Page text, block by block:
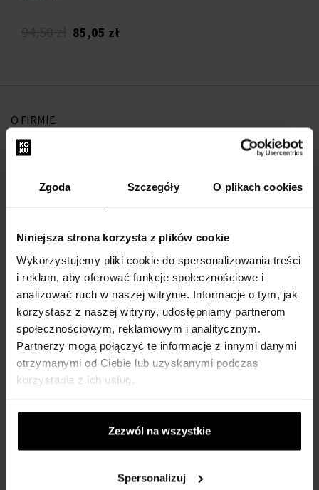
Zgoda Szczegóły O plikach cookies
Niniejsza strona korzysta z plików cookie
Wykorzystujemy pliki cookie do spersonalizowania treści
i reklam, aby oferować funkcje społecznościowe i
analizować ruch w naszej witrynie. Informacje o tym, jak
korzystasz z naszej witryny, udostępniamy partnerom
społecznościowym, reklamowym i analitycznym.
Partnerzy mogą połączyć te informacje z innymi danymi
otrzymanymi od Ciebie lub uzyskanymi podczas
korzystania z ich usług.
Zezwól na wszystkie
Spersonalizuj
85,05 zł
O FIRMIE
O nas
Kontakt
WSZYSTKO O ZAKUPIE
Program lojalnościowy
Regulamin zakupów
Prywatność
Formularz reklamacyjny
Sposób dostawy
Kiedy otrzymam zamówiony towar?
Co to jest tester perfum?
Wodoszczelność zegarków
Często Zadawane Pytania